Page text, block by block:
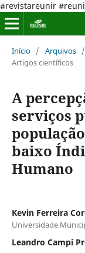
#revistareunir
Início / Arquivos /
Artigos científicos
A
serviços
baixo
Humano
Kevin Ferreira
Universidade
Leandro Campi